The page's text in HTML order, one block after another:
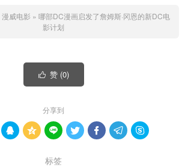
漫威电影 » 哪部DC漫画启发了詹姆斯·冈恩的新DC电
影计划
 赞 (0)
分享到
      
标签